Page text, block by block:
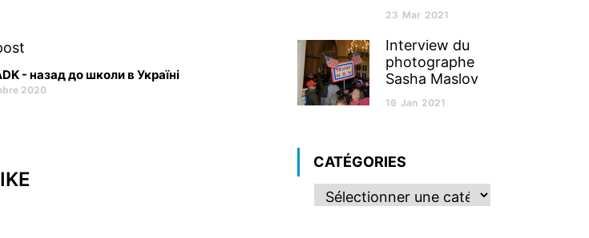
- назад до школи в Україні
2020
23 Mar 2021
Interview du
photographe
Sasha Maslov
16 Jan 2021
CATÉGORIES